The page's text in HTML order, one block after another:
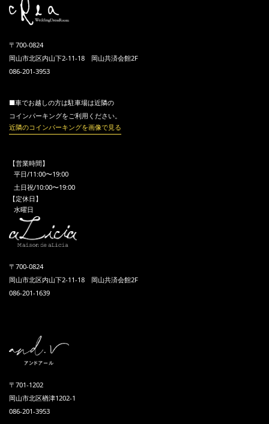
〒700-0824
岡山市北区内山下2-11-18 岡山共済会館2F
086-201-3953
■車でお越しの方は駐車場は近隣の
コインパーキングをご利用ください。
近隣のコインパーキングを画像で見る
【営業時間】
平日/11:00〜19:00
土日祝/10:00〜19:00
【定休日】
水曜日
〒700-0824
岡山市北区内山下2-11-18 岡山共済会館2F
086-201-1639
〒701-1202
岡山市北区楢津1202-1
086-201-3953